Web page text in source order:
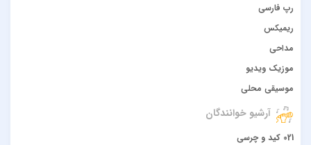
رپ فارسی
ریمیکس
مداحی
موزیک ویدیو
موسیقی محلی
آرشیو خوانندگان
021 کید و چرسی